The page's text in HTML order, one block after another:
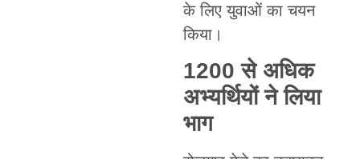
के लिए युवाओं का चयन
किया।
1200 से अधिक
अभ्यर्थियों ने लिया
भाग